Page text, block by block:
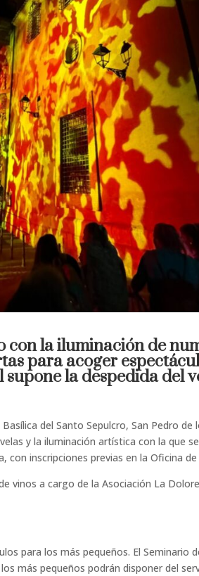
con la iluminación de
para acoger
la despedida del
del Santo Sepulcro, San Pedro de
y la iluminación artística con la que
con inscripciones previas en la Oficina
vinos a cargo de la Asociación La
para los más pequeños. El Seminario
más pequeños podrán disponer del